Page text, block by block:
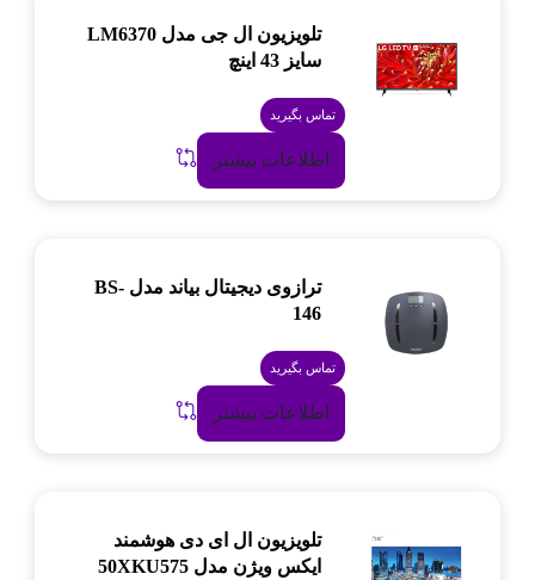
تلویزیون ال جی مدل LM6370
سایز 43 اینچ
تماس بگیرید
اطلاعات بیشتر
ترازوی دیجیتال بیاند مدل BS-
146
تماس بگیرید
اطلاعات بیشتر
تلویزیون ال ای دی هوشمند
ایکس ویژن مدل 50XKU575